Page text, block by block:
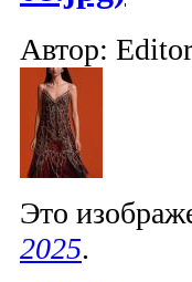
Автор:
Это
2025.